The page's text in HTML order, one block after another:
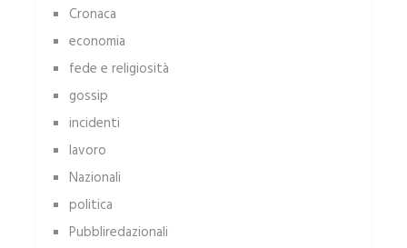
Cronaca
economia
fede e religiosità
gossip
incidenti
lavoro
Nazionali
politica
Pubbliredazionali